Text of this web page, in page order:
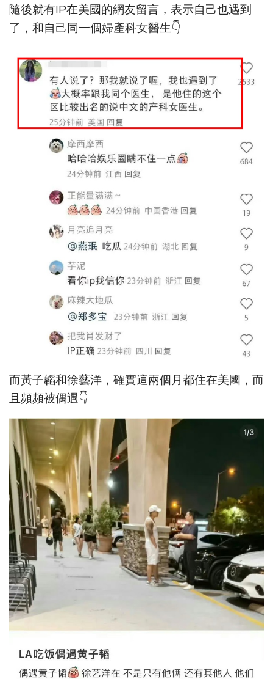
隨後就有IP在美國的網友留言，表示自己也遇到
了，和自己同一個婦產科女醫生👇
而黃子韜和徐藝洋，確實這兩個月都住在美國，而
且頻頻被偶遇👇